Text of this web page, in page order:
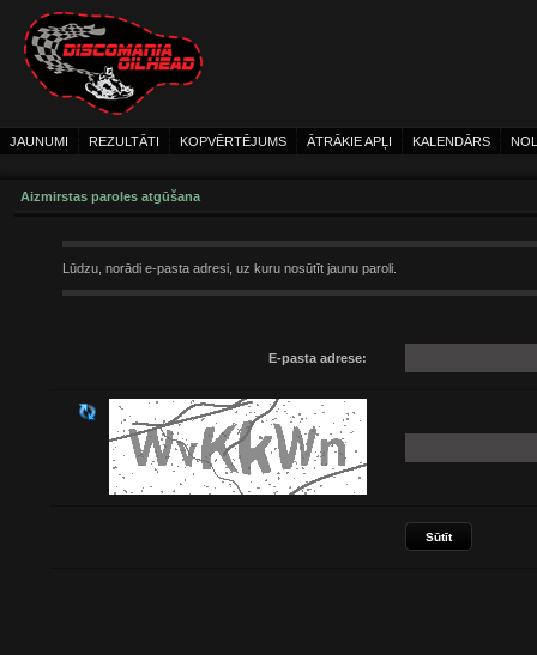
JAUNUMI REZULTĀTI KOPVĒRTĒJUMS ĀTRĀKIE APĻI KALENDĀRS
Aizmirstas paroles atgūšana
Lūdzu, norādi e-pasta adresi, uz kuru nosūtīt jaunu paroli.
E-pasta adrese: